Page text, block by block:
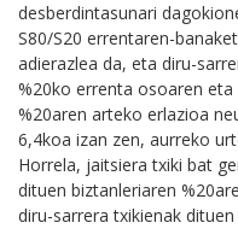
desberdintasunari
S80/S20 errentaren-
adierazlea da, eta diru-
%20ko errenta osoaren
%20aren arteko erlazioa
6,4koa izan zen, aurreko
Horrela, jaitsiera txiki bat
dituen biztanleriaren
diru-sarrera txikienak